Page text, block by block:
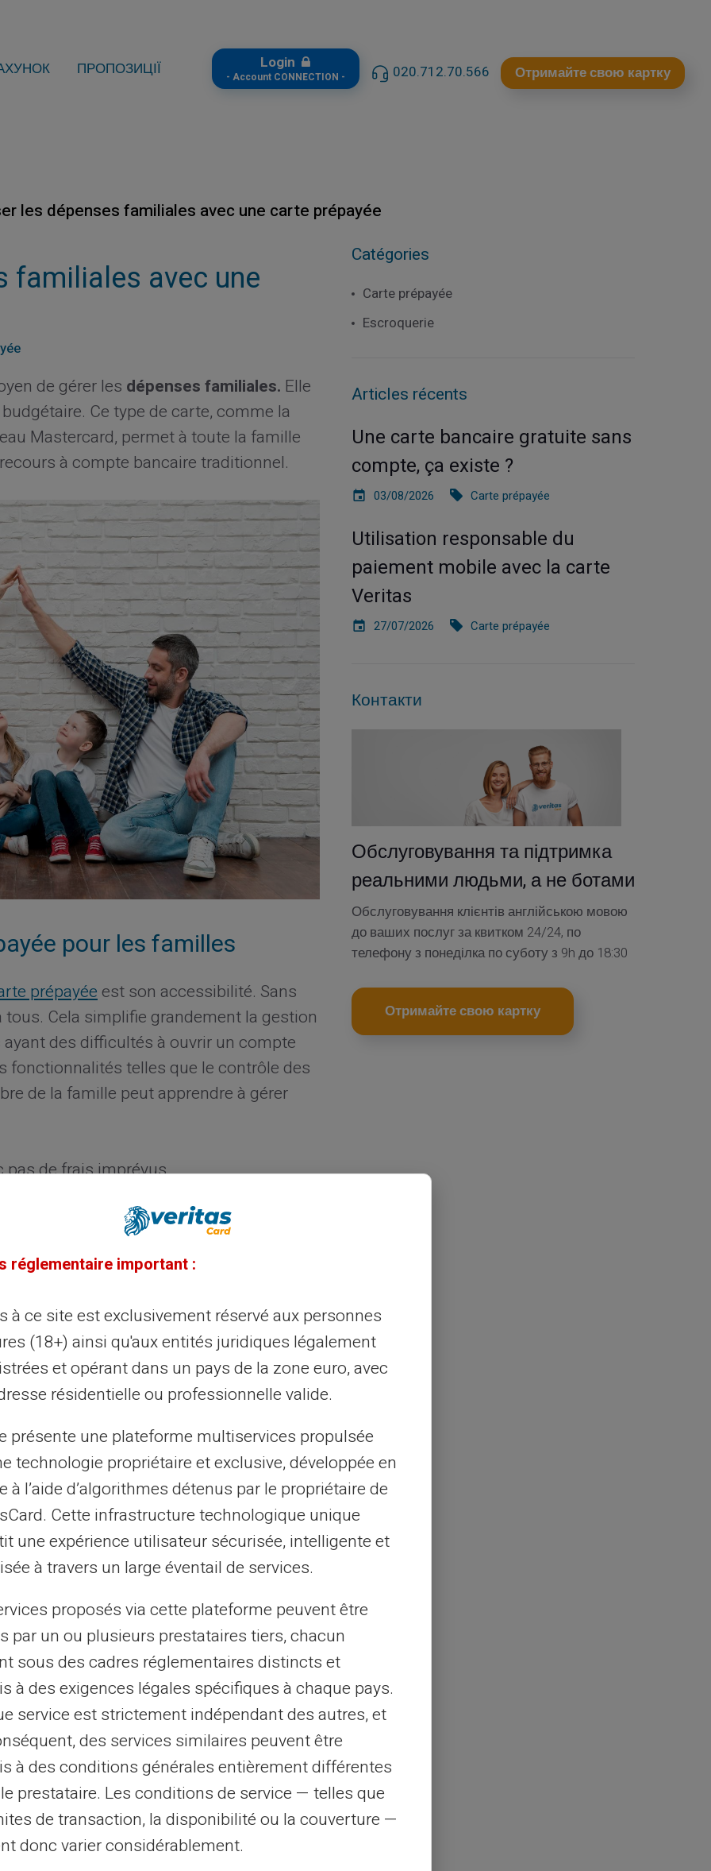
ПРОПОЗИЦІЇ Login
- Account CONNECTION - 020.712.70.566 Отримайте свою картку
les dépenses familiales avec une carte prépayée
familiales avec une
de gérer les dépenses familiales. Elle
Ce type de carte, comme la
Mastercard, permet à toute la famille
à compte bancaire traditionnel.
pour les familles
prépayéeest son accessibilité. Sans
Cela simplifie grandement la gestion
des difficultés à ouvrir un compte
fonctionnalités telles que le contrôle des
de la famille peut apprendre à gérer
pas de frais imprévus.
temps réel.
les dépenses inutiles.
carte Veritas
dans l'utilisation
magasin ou même pour des retraits
la rend quasiment universelle.
elle se présente aussi comme un outil
comment gérer l'argent.
internet.
à budgétiser.
en famille sans tracas financier.
aux cartes prépayées
spécifique sur lacarte,les parents
alloués à chaque besoin familial. Les
un autre atout majeur, offrant à la
de l'argent de l'étranger facilement.
partager le budget familial.
par catégorie.
pour les enfants.
Catégories
Carte prépayée
Escroquerie
Articles récents
Une carte bancaire gratuite sans
compte, ça existe ?
03/08/2026 Carte prépayée
Utilisation responsable du
paiement mobile avec la carte
Veritas
27/07/2026 Carte prépayée
Контакти
Обслуговування та підтримка
реальними людьми, а не ботами
Обслуговування клієнтів англійською мовою
до ваших послуг за квитком 24/24, по
телефону з понеділка по суботу з 9h до 18:30
Отримайте свою картку
réglementaire important :
à ce site est exclusivement réservé aux personnes
(18+) ainsi qu'aux entités juridiques légalement
et opérant dans un pays de la zone euro, avec
résidentielle ou professionnelle valide.
présente une plateforme multiservices propulsée
technologie propriétaire et exclusive, développée en
à l’aide d’algorithmes détenus par le propriétaire de
Cette infrastructure technologique unique
une expérience utilisateur sécurisée, intelligente et
à travers un large éventail de services.
proposés via cette plateforme peuvent être
par un ou plusieurs prestataires tiers, chacun
sous des cadres réglementaires distincts et
à des exigences légales spécifiques à chaque pays.
service est strictement indépendant des autres, et
des services similaires peuvent être
à des conditions générales entièrement différentes
prestataire. Les conditions de service — telles que
de transaction, la disponibilité ou la couverture —
donc varier considérablement.